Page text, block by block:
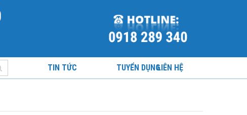
TIN TỨC TUYỂN DỤNGLIÊN HỆ